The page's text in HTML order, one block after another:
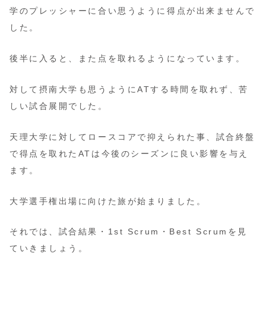
学のプレッシャーに合い思うように得点が出来ませんで
した。
後半に入ると、また点を取れるようになっています。
対して摂南大学も思うようにATする時間を取れず、苦
しい試合展開でした。
天理大学に対してロースコアで抑えられた事、試合終盤
で得点を取れたATは今後のシーズンに良い影響を与え
ます。
大学選手権出場に向けた旅が始まりました。
それでは、試合結果・1st Scrum・Best Scrumを見
ていきましょう。